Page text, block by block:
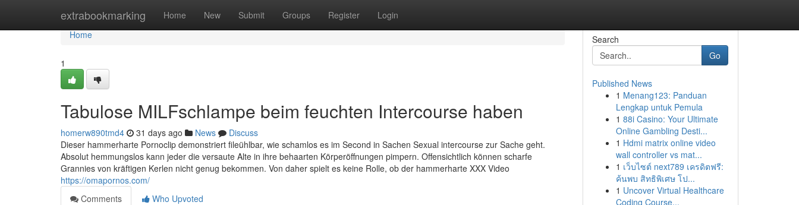
extrabookmarking Home New Submit Groups Register Login
Home
Home
1
Tabulose MILFschlampe beim feuchten Intercourse haben
homerw890tmd4 31 days ago News
Discuss
Dieser hammerharte Pornoclip demonstriert fileühlbar, wie schamlos es im Second in Sachen Sexual intercourse zur Sache geht.
Absolut hemmungslos kann jeder die versaute Alte in ihre behaarten Körperöffnungen pimpern. Offensichtlich können scharfe
Grannies von kräftigen Kerlen nicht genug bekommen. Von daher spielt es keine Rolle, ob der hammerharte XXX Video
https://omapornos.com/
Comments
Who Upvoted
Search
Go
Published News
1 Menang123: Panduan
Lengkap untuk Pemula
1 88i Casino: Your Ultimate
Online Gambling Desti...
1 Hdmi matrix online video
wall controller vs mat...
1 เว็บไซต์ next789 เครดิตฟรี:
ค้นพบ สิทธิพิเศษ โป...
1 Uncover Virtual Healthcare
Coding Course...